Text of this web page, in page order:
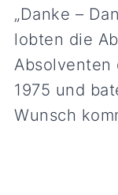
„Danke –
lobten die
Absolventen
1975 und
Wunsch